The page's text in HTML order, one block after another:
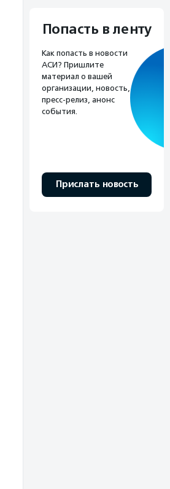
Попасть в ленту
Как попасть в новости
АСИ? Пришлите
материал о вашей
организации, новость,
пресс-релиз, анонс
события.
Прислать новость